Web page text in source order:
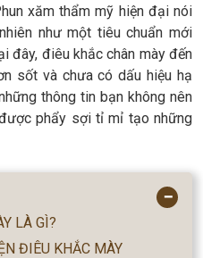
xăm thẩm mỹ hiện đại nói
như một tiêu chuẩn mới
đây, điêu khắc chân mày đến
sốt và chưa có dấu hiệu hạ
thông tin bạn không nên
phẩy sợi tỉ mỉ tạo những
−
LÀ GÌ?
ĐIÊU KHẮC MÀY